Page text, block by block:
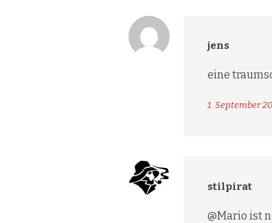
jens
eine
1. September
stilpirat
@Mario ist